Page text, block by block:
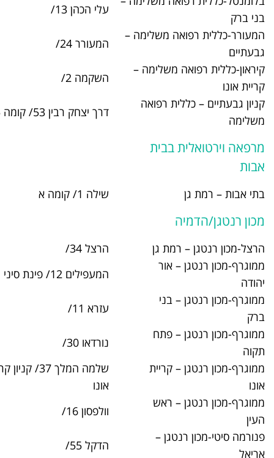
עלי הכהן 13/
03-6196430
משלימה –
המעורר 24/
03-6722603
–
השקמה 2/
רפואה
דרך יצחק רבין 53/ קומה 5 03-7329266
שילה 1/ קומה א 03-6792256
גן הרצל 34/
המעפילים 12/ פינת סיני
03-6345304
עזרא 11/
נורדאו 30/
שלמה המלך 37/ קניון קריית
03-5358801
וולפסון 16/
–
הדקל 55/